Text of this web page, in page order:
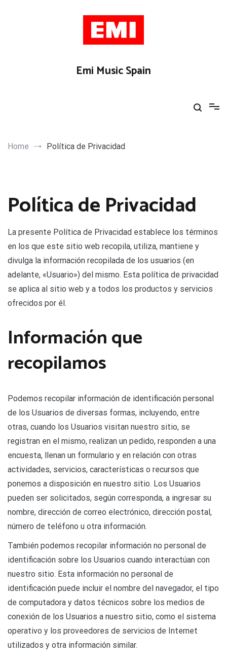
Emi Music Spain
Home Política de Privacidad
Política de Privacidad
La presente Política de Privacidad establece los términos
en los que este sitio web recopila, utiliza, mantiene y
divulga la información recopilada de los usuarios (en
adelante, «Usuario») del mismo. Esta política de privacidad
se aplica al sitio web y a todos los productos y servicios
ofrecidos por él.
Información que
recopilamos
Podemos recopilar información de identificación personal
de los Usuarios de diversas formas, incluyendo, entre
otras, cuando los Usuarios visitan nuestro sitio, se
registran en el mismo, realizan un pedido, responden a una
encuesta, llenan un formulario y en relación con otras
actividades, servicios, características o recursos que
ponemos a disposición en nuestro sitio. Los Usuarios
pueden ser solicitados, según corresponda, a ingresar su
nombre, dirección de correo electrónico, dirección postal,
número de teléfono u otra información.
También podemos recopilar información no personal de
identificación sobre los Usuarios cuando interactúan con
nuestro sitio. Esta información no personal de
identificación puede incluir el nombre del navegador, el tipo
de computadora y datos técnicos sobre los medios de
conexión de los Usuarios a nuestro sitio, como el sistema
operativo y los proveedores de servicios de Internet
utilizados y otra información similar.